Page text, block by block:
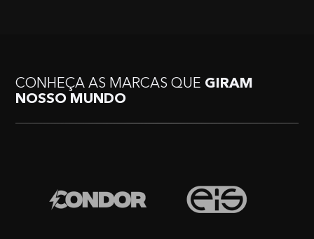
CONHEÇA AS MARCAS QUE GIRAM
NOSSO MUNDO